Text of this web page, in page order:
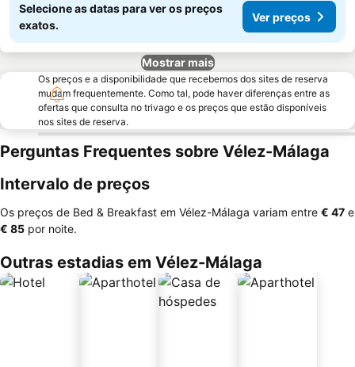
Selecione as datas para ver os preços
exatos.
Ver preços
Mostrar mais
Os preços e a disponibilidade que recebemos dos sites de reserva
mudam frequentemente. Como tal, pode haver diferenças entre as
ofertas que consulta no trivago e os preços que estão disponíveis
nos sites de reserva.
Perguntas Frequentes sobre Vélez-Málaga
Intervalo de preços
Os preços de Bed & Breakfast em Vélez-Málaga variam entre ‎€ 47 e
‎€ 85 por noite.
Outras estadias em Vélez-Málaga